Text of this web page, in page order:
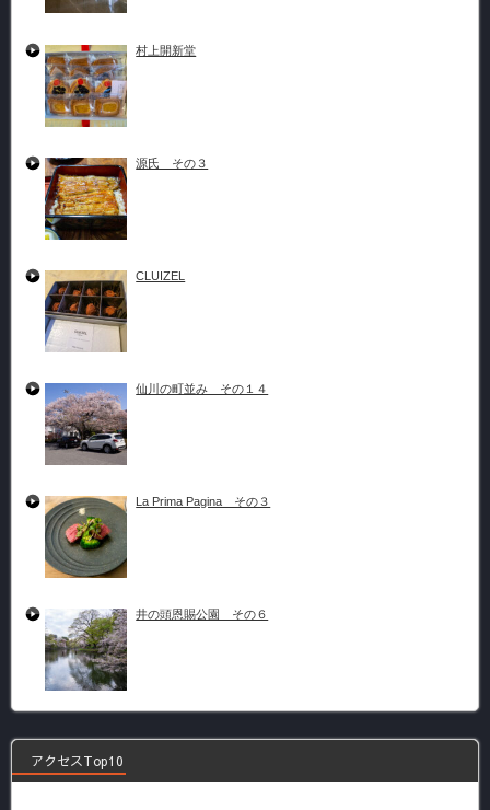
村上開新堂
源氏 その３
CLUIZEL
仙川の町並み その１４
La Prima Pagina その３
井の頭恩賜公園 その６
アクセスTop10